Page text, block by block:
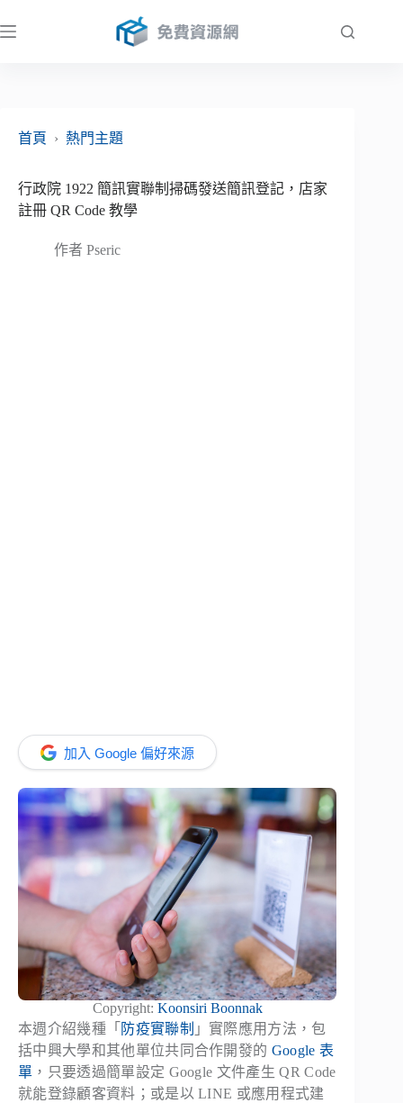
至
首頁
› 熱門主題
行政院 1922 簡訊實聯制掃碼發送簡訊登記，店家
註冊 QR Code 教學
作者 Pseric
加入 Google 偏好來源
Copyright: Koonsiri Boonnak
本週介紹幾種「 防疫實聯制 」實際應用方法，包
括中興大學和其他單位共同合作開發的 Google 表
單 ，只要透過簡單設定 Google 文件產生 QR Code
就能登錄顧客資料；或是以 LINE 或應用程式建